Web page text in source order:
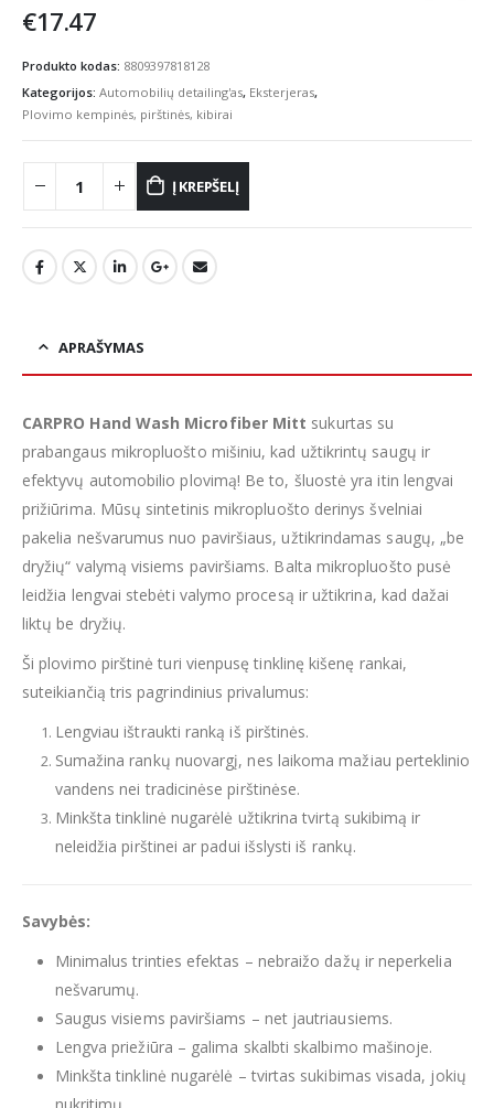
€17.47
Produkto kodas: 8809397818128
Kategorijos: Automobilių detailing'as, Eksterjeras,
Plovimo kempinės, pirštinės, kibirai
Į KREPŠELĮ
APRAŠYMAS
CARPRO Hand Wash Microfiber Mitt sukurtas su
prabangaus mikropluošto mišiniu, kad užtikrintų saugų ir
efektyvų automobilio plovimą! Be to, šluostė yra itin lengvai
prižiūrima. Mūsų sintetinis mikropluošto derinys švelniai
pakelia nešvarumus nuo paviršiaus, užtikrindamas saugų, „be
dryžių“ valymą visiems paviršiams. Balta mikropluošto pusė
leidžia lengvai stebėti valymo procesą ir užtikrina, kad dažai
liktų be dryžių.
Ši plovimo pirštinė turi vienpusę tinklinę kišenę rankai,
suteikiančią tris pagrindinius privalumus:
Lengviau ištraukti ranką iš pirštinės.
Sumažina rankų nuovargį, nes laikoma mažiau perteklinio
vandens nei tradicinėse pirštinėse.
Minkšta tinklinė nugarėlė užtikrina tvirtą sukibimą ir
neleidžia pirštinei ar padui išslysti iš rankų.
Savybės:
Minimalus trinties efektas – nebraižo dažų ir neperkelia
nešvarumų.
Saugus visiems paviršiams – net jautriausiems.
Lengva priežiūra – galima skalbti skalbimo mašinoje.
Minkšta tinklinė nugarėlė – tvirtas sukibimas visada, jokių